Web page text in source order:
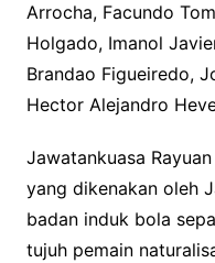
Arrocha, Facundo
Holgado, Imanol
Brandao Figueiredo,
Hector Alejandro
Jawatankuasa
yang dikenakan oleh
badan induk bola
tujuh pemain